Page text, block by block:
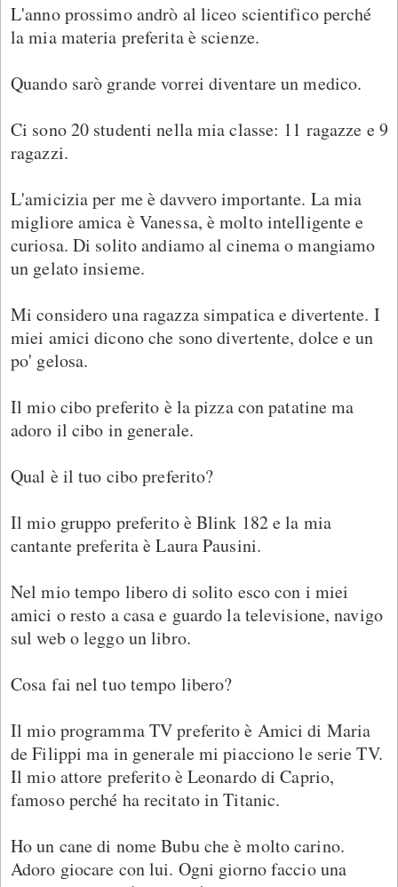
L'anno prossimo andrò al liceo scientifico perché
la mia materia preferita è scienze.
Quando sarò grande vorrei diventare un medico.
Ci sono 20 studenti nella mia classe: 11 ragazze e 9
ragazzi.
L'amicizia per me è davvero importante. La mia
migliore amica è Vanessa, è molto intelligente e
curiosa. Di solito andiamo al cinema o mangiamo
un gelato insieme.
Mi considero una ragazza simpatica e divertente. I
miei amici dicono che sono divertente, dolce e un
po' gelosa.
Il mio cibo preferito è la pizza con patatine ma
adoro il cibo in generale.
Qual è il tuo cibo preferito?
Il mio gruppo preferito è Blink 182 e la mia
cantante preferita è Laura Pausini.
Nel mio tempo libero di solito esco con i miei
amici o resto a casa e guardo la televisione, navigo
sul web o leggo un libro.
Cosa fai nel tuo tempo libero?
Il mio programma TV preferito è Amici di Maria
de Filippi ma in generale mi piacciono le serie TV.
Il mio attore preferito è Leonardo di Caprio,
famoso perché ha recitato in Titanic.
Ho un cane di nome Bubu che è molto carino.
Adoro giocare con lui. Ogni giorno faccio una